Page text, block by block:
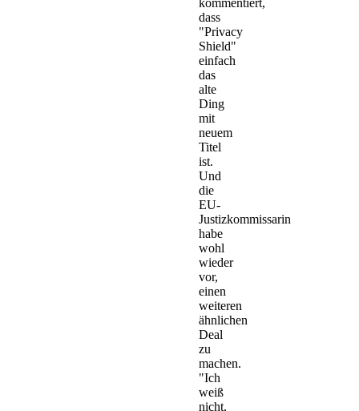
dass
"Privacy
Shield"
einfach
das
alte
Ding
mit
neuem
Titel
ist.
Und
die
EU-
Justizkommissarin
habe
wohl
wieder
vor,
einen
weiteren
ähnlichen
Deal
zu
machen.
"Ich
weiß
nicht,